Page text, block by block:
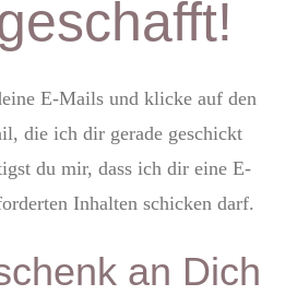
E-Mails und klicke auf den
die ich dir gerade geschickt
du mir, dass ich dir eine E-
Inhalten schicken darf.
an Dich